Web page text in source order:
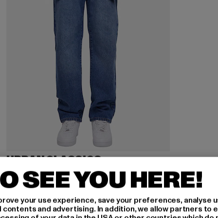
URBAN CLASSICS
Heavy Ounce
32,99 EUR
Derzeitiger Preis: 32,99 EUR
49,99 EUR Aktionspreis: 49,99 EUR
SEE YOU HERE!
your use experience, save your preferences, analyse
and advertising. In addition, we allow partners to